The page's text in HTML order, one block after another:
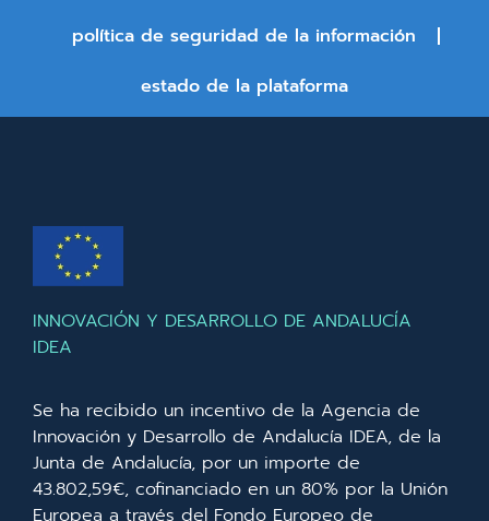
política de seguridad de la información
estado de la plataforma
INNOVACIÓN Y DESARROLLO DE ANDALUCÍA
IDEA
Se ha recibido un incentivo de la Agencia de
Innovación y Desarrollo de Andalucía IDEA, de la
Junta de Andalucía, por un importe de
43.802,59€, cofinanciado en un 80% por la Unión
Europea a través del Fondo Europeo de